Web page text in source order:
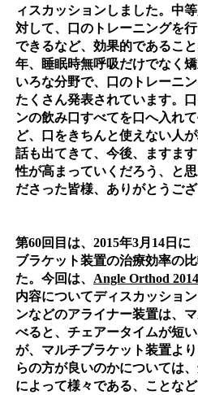
ィスカッションしました。中
対して、口のトレーニングを
できるなど、効果的であるこ
年、睡眠時無呼吸だけでなく
いろな分野で、口のトレーニ
たくさん発表されています。
ンの飲み口すべてを口へ入れ
ど、口をきちんと使えない人
話も出てきて、今後、ますま
性が高まっていくだろう、と
ださった皆様、ありがとうござ
第60回目は、2015年3月14日
ブラケット装置の治療効率の
た。今回は、 Angle Orthod
内容についてディスカッショ
ンなどのアライナー装置は、
べると、チェアータイムが短
が、マルチブラケット装置よ
らの方が良いのかについては
によって様々である、ことな